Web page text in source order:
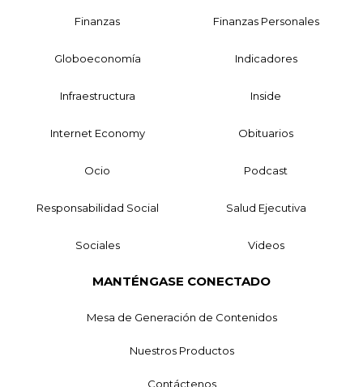
Finanzas Finanzas Personales
Globoeconomía Indicadores
Infraestructura Inside
Internet Economy Obituarios
Ocio Podcast
Responsabilidad Social Salud Ejecutiva
Sociales Videos
MANTÉNGASE CONECTADO
Mesa de Generación de Contenidos
Nuestros Productos
Contáctenos